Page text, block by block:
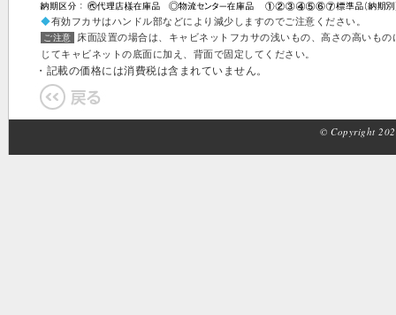
◆有効フカサはハンドル部などにより減少しますのでご注意ください。
ご注意
床面設置の場合は、キャビネットフカサの浅いもの、高さの高いも
じてキャビネットの底面に加え、背面で固定してください。
・記載の価格には消費税は含まれていません。
© Copyright